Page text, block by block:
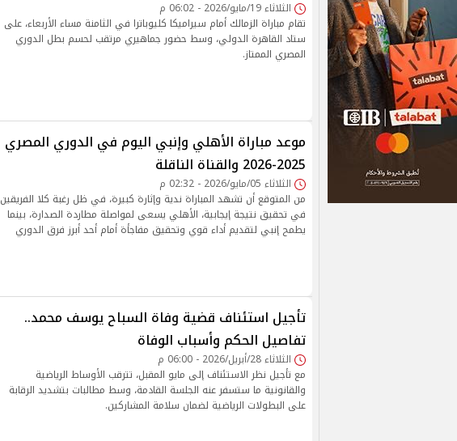
الثلاثاء 19/مايو/2026 - 06:02 م
تقام مباراة الزمالك أمام سيراميكا كليوباترا في الثامنة مساء الأربعاء، على
ستاد القاهرة الدولي، وسط حضور جماهيري مرتقب لحسم بطل الدوري
المصري الممتاز.
موعد مباراة الأهلي وإنبي اليوم في الدوري المصري
2025-2026 والقناة الناقلة
الثلاثاء 05/مايو/2026 - 02:32 م
من المتوقع أن تشهد المباراة ندية وإثارة كبيرة، في ظل رغبة كلا الفريقين
في تحقيق نتيجة إيجابية، الأهلي يسعى لمواصلة مطاردة الصدارة، بينما
يطمح إنبي لتقديم أداء قوي وتحقيق مفاجأة أمام أحد أبرز فرق الدوري
تأجيل استئناف قضية وفاة السباح يوسف محمد..
تفاصيل الحكم وأسباب الوفاة
الثلاثاء 28/أبريل/2026 - 06:00 م
مع تأجيل نظر الاستئناف إلى مايو المقبل، تترقب الأوساط الرياضية
والقانونية ما ستسفر عنه الجلسة القادمة، وسط مطالبات بتشديد الرقابة
على البطولات الرياضية لضمان سلامة المشاركين.